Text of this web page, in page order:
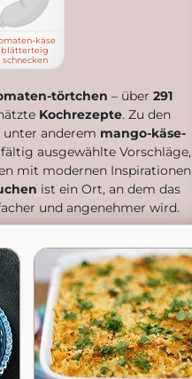
käse
blätterteig
schnecken
törtchen – über 291
Kochrezepte. Zu den
anderem mango-käse-
ausgewählte Vorschläge,
mit modernen Inspirationen
ist ein Ort, an dem das
und angenehmer wird.